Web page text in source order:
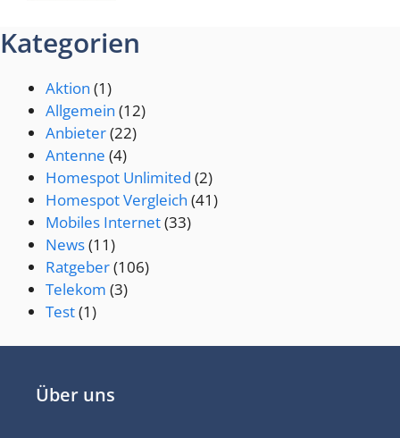
Kategorien
Aktion (1)
Allgemein (12)
Anbieter(22)
Antenne (4)
Homespot Unlimited (2)
Homespot Vergleich (41)
Mobiles Internet(33)
News(11)
Ratgeber(106)
Telekom (3)
Test(1)
Über uns